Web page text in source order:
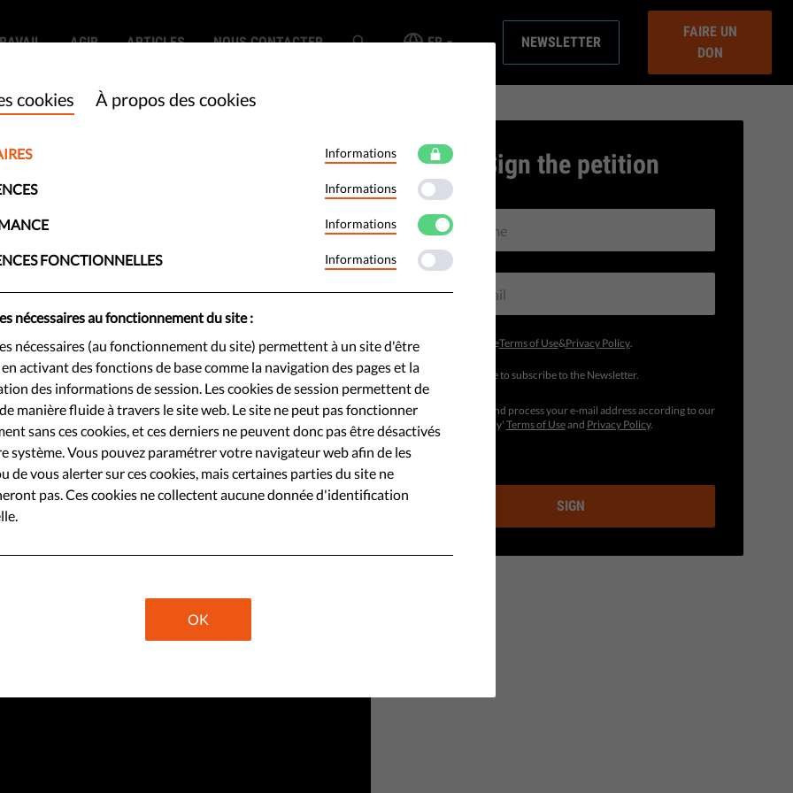
AGIR ARTICLES NOUS CONTACTER FR NEWSLETTER
FAIRE UN
DON
le secteur
ligne d'utiliser
plusieurs plaintes dans
d'alerter les autorités de
du secteur de la publicité
vous aussi une plainte!
Sign the petition
I accept theTerms of Use&Privacy Policy.
I would like to subscribe to the Newsletter.
We will store and process your e-mail address according to our
privacy-friendly' Terms of Useand Privacy Policy.
SIGN
cookies À propos des cookies
Informations
Informations
Informations
FONCTIONNELLES Informations
nécessaires au fonctionnement du site :
nécessaires (au fonctionnement du site) permettent à un site d'être
activant des fonctions de base comme la navigation des pages et la
des informations de session. Les cookies de session permettent de
manière fluide à travers le site web. Le site ne peut pas fonctionner
sans ces cookies, et ces derniers ne peuvent donc pas être désactivés
système. Vous pouvez paramétrer votre navigateur web afin de les
de vous alerter sur ces cookies, mais certaines parties du site ne
pas. Ces cookies ne collectent aucune donnée d'identification
OK